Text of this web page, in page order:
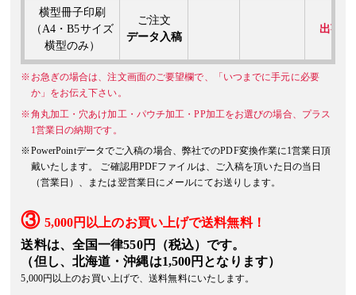
2023年8月1日
メーカー都合により「こざと白雪」が廃番となり、販売終了となりました
2023年7月14日
「レザック66 ミント」の販売を再開しました。
2023年6月30日
「チラシ・フライヤー印刷
メーカー都合により「レザック66 ミント」は一時販売停止中です。
【重要】送料改定に関する重要なお知らせ（2023/6/1より実施）
2023年5月17日
「名刺用紙：バガスケント（160kg）」の販売を再開しました。
横型冊子印刷
（A4・B5サイズ
横型のみ）
ご注文
データ入稿
出荷
※お急ぎの場合は、注文画面のご要望欄で、「いつまでに手元に必要
か」をお伝え下さい。
※角丸加工・穴あけ加工・パウチ加工・PP加工をお選びの場合、プラス
1営業日の納期です。
※PowerPointデータでご入稿の場合、弊社でのPDF変換作業に1営業日頂
戴いたします。 ご確認用PDFファイルは、ご入稿を頂いた日の当日
（営業日）、または翌営業日にメールにてお送りします。
③ 5,000円以上のお買い上げで送料無料！
送料は、全国一律550円（税込）です。
（但し、北海道・沖縄は1,500円となります）
5,000円以上のお買い上げで、送料無料にいたします。